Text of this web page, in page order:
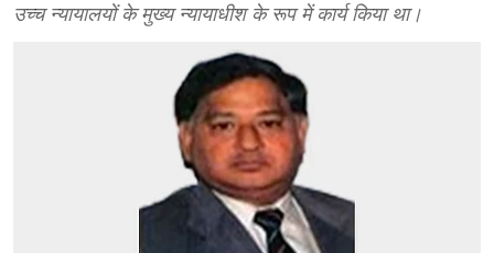
उच्च न्यायालयों के मुख्य न्यायाधीश के रूप में कार्य किया था।